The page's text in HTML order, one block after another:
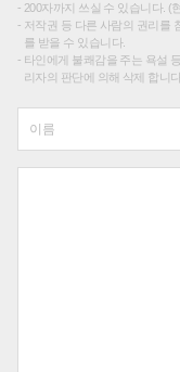
200자까지 쓰실 수 있습니다. (
저작권 등 다른 사람의 권리를
를 받을 수 있습니다.
타인에게 불쾌감을 주는 욕설
리자의 판단에 의해 삭제 합니